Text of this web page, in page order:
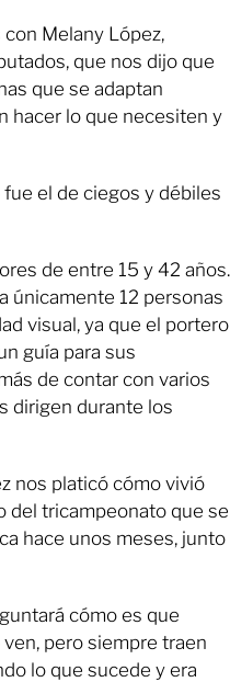
Melany López,
que nos dijo que
que se adaptan
hacer lo que necesiten y
el de ciegos y débiles
de entre 15 y 42 años.
únicamente 12 personas
visual, ya que el portero
guía para sus
de contar con varios
dirigen durante los
nos platicó cómo vivió
del tricampeonato que se
hace unos meses, junto
cómo es que
pero siempre traen
lo que sucede y era